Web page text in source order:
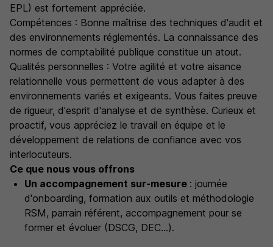
EPL) est fortement appréciée.
Compétences : Bonne maîtrise des techniques d'audit et
des environnements réglementés. La connaissance des
normes de comptabilité publique constitue un atout.
Qualités personnelles : Votre agilité et votre aisance
relationnelle vous permettent de vous adapter à des
environnements variés et exigeants. Vous faites preuve
de rigueur, d'esprit d'analyse et de synthèse. Curieux et
proactif, vous appréciez le travail en équipe et le
développement de relations de confiance avec vos
interlocuteurs.
Ce que nous vous offrons
Un accompagnement sur-mesure : journée
d'onboarding, formation aux outils et méthodologie
RSM, parrain référent, accompagnement pour se
former et évoluer (DSCG, DEC...).